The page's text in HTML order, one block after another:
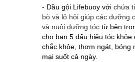
- Dầu gội Lifebuoy với chứa
bò và lô hội giúp các dưỡng
và nuôi dưỡng tóc từ bên
cho bạn 5 dấu hiệu tóc khỏe
chắc khỏe, thơm ngát, bóng
mại suốt cả ngày.